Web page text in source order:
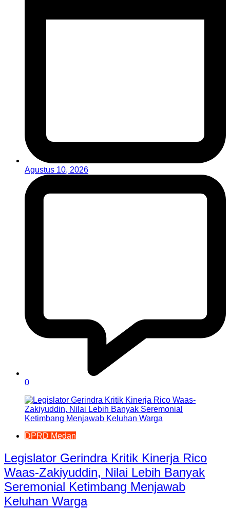
Agustus 10, 2026
0
DPRD Medan
Legislator Gerindra Kritik Kinerja Rico
Waas-Zakiyuddin, Nilai Lebih Banyak
Seremonial Ketimbang Menjawab
Keluhan Warga